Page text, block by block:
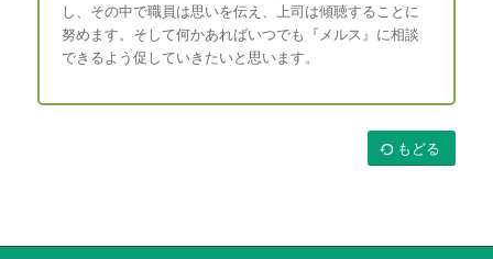
し、その中で職員は思いを伝え、上司は傾聴することに
努めます。そして何かあればいつでも『メルス』に相談
できるよう促していきたいと思います。
もどる